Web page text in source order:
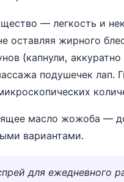
— легкость и
оставляя жирного
(капнули,
подушечек лап.
масло жожоба —
вариантами.
для ежедневного